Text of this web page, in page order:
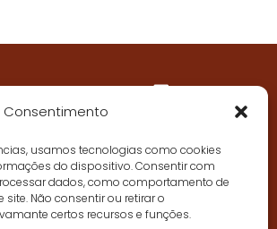
Consentimento
usamos tecnologias como cookies
do dispositivo. Consentir com
dados, como comportamento de
Não consentir ou retirar o
certos recursos e funções.